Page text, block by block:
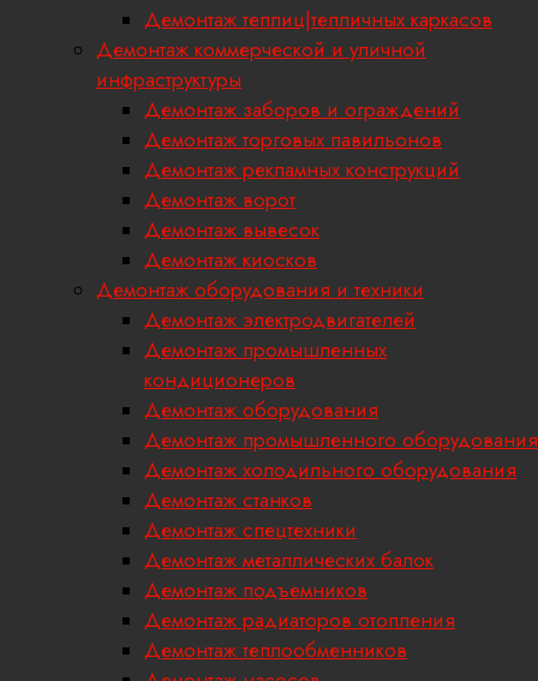
Демонтаж теплиц|тепличных каркасов
Демонтаж коммерческой и уличной
инфраструктуры
Демонтаж заборов и ограждений
Демонтаж торговых павильонов
Демонтаж рекламных конструкций
Демонтаж ворот
Демонтаж вывесок
Демонтаж киосков
Демонтаж оборудования и техники
Демонтаж электродвигателей
Демонтаж промышленных
кондиционеров
Демонтаж оборудования
Демонтаж промышленного оборудования
Демонтаж холодильного оборудования
Демонтаж станков
Демонтаж спецтехники
Демонтаж металлических балок
Демонтаж подъемников
Демонтаж радиаторов отопления
Демонтаж теплообменников